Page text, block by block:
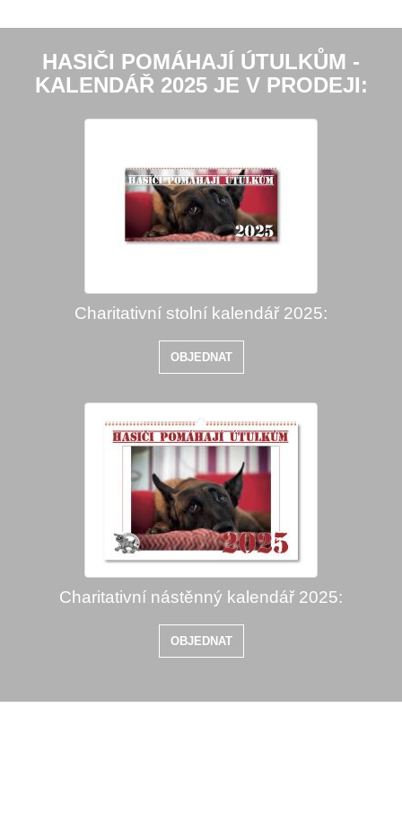
HASIČI POMÁHAJÍ ÚTULKŮM -
KALENDÁŘ 2025 JE V PRODEJI:
Charitativní stolní kalendář 2025:
OBJEDNAT
Charitativní nástěnný kalendář 2025:
OBJEDNAT